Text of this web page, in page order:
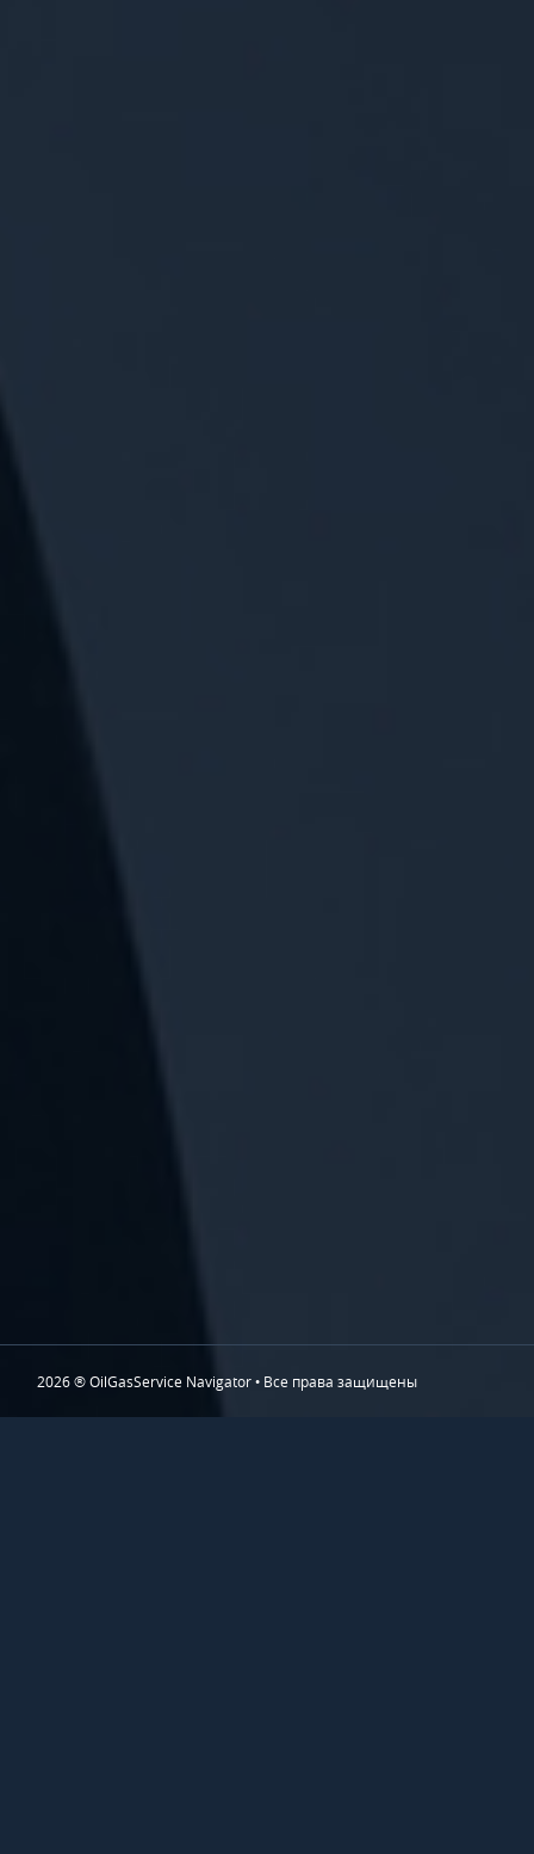
2026 ® OilGasService Navigator • Все права защищены